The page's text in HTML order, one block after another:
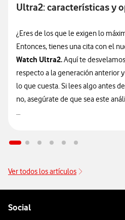
Ultra2: características y
¿Eres de los que le exigen lo
Entonces, tienes una cita con el
Watch Ultra2.Aquí te
respecto a la generación anterior
lo que cuesta. Si lees algo antes
no, asegúrate de que sea este
Galaxy Watch Ultra2 financiado
Ver todos los artículos
Social